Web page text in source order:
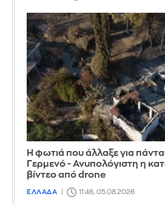
Η φωτιά που άλλαξε για
Γερμενό - Ανυπολόγιστη η
βίντεο από drone
ΕΛΛΑΔΑ 11:46, 05.08.2026